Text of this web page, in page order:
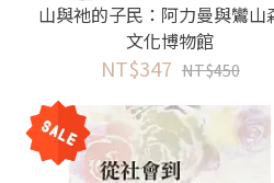
山與祂的子民：阿力曼與鸞山
文化博物館
NT$347 NT$450